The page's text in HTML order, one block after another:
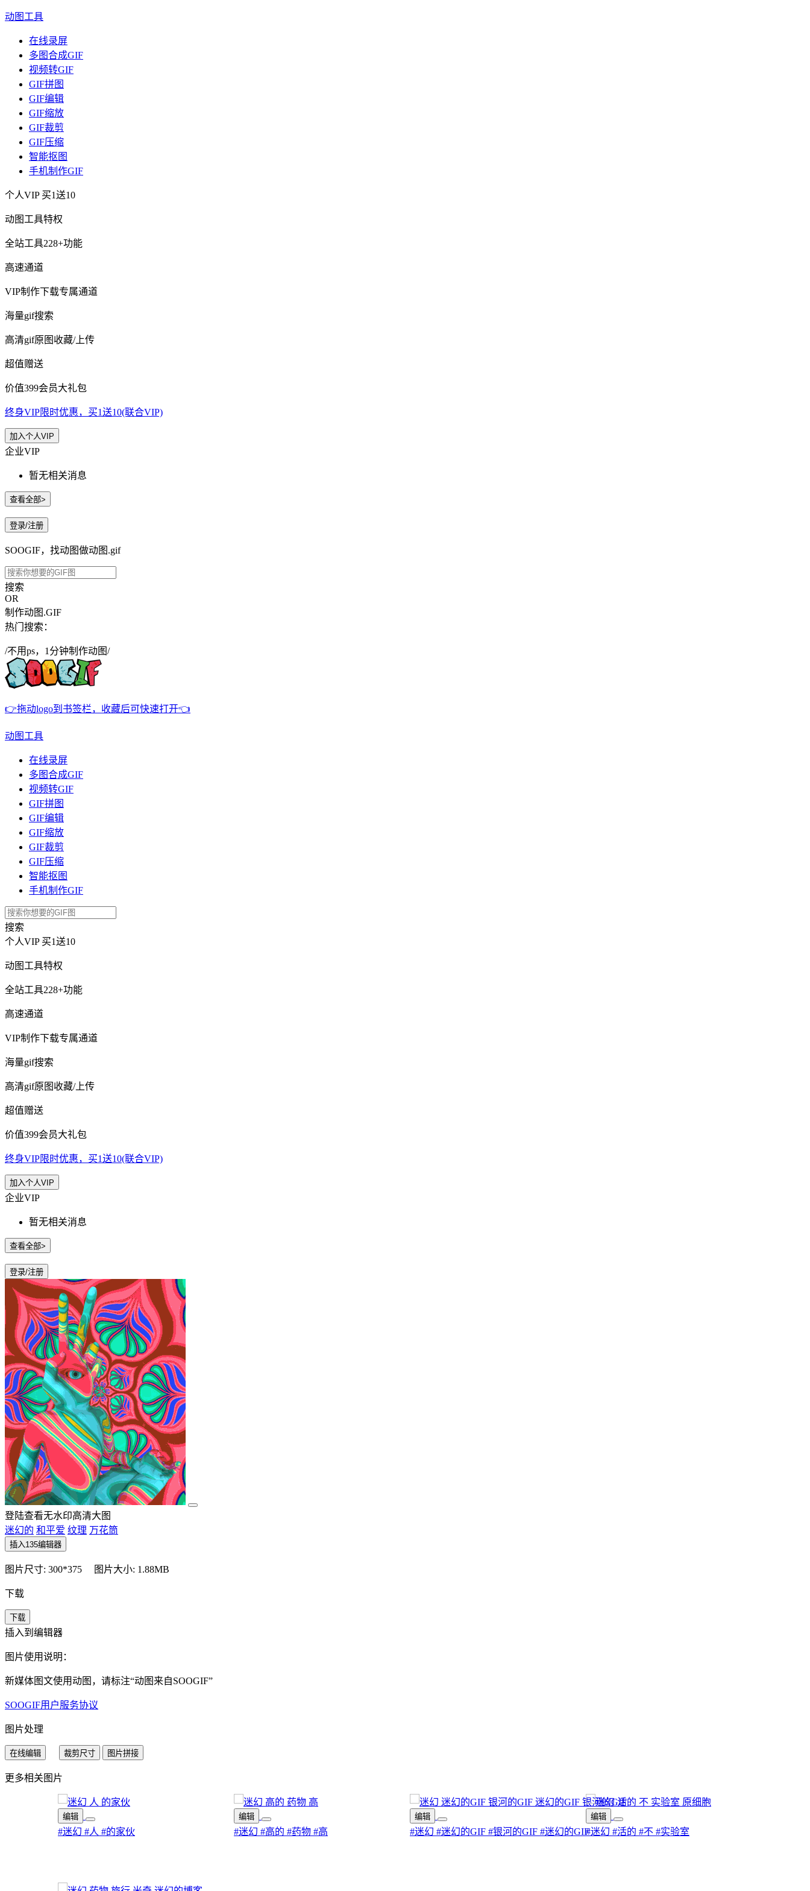
动图工具
在线录屏
多图合成GIF
视频转GIF
GIF拼图
GIF编辑
GIF缩放
GIF裁剪
GIF压缩
智能抠图
手机制作GIF
个人VIP 买1送10
动图工具特权
全站工具228+功能
高速通道
VIP制作下载专属通道
海量gif搜索
高清gif原图收藏/上传
超值赠送
价值399会员大礼包
终身VIP限时优惠，买1送10(联合VIP)
加入个人VIP
企业VIP
暂无相关消息
查看全部>
登录/注册
SOOGIF，找动图做动图.gif
搜索
OR
制作动图.GIF
热门搜索：
/不用ps，1分钟制作动图/
👉拖动logo到书签栏，收藏后可快速打开👈
动图工具
在线录屏
多图合成GIF
视频转GIF
GIF拼图
GIF编辑
GIF缩放
GIF裁剪
GIF压缩
智能抠图
手机制作GIF
搜索
个人VIP 买1送10
动图工具特权
全站工具228+功能
高速通道
VIP制作下载专属通道
海量gif搜索
高清gif原图收藏/上传
超值赠送
价值399会员大礼包
终身VIP限时优惠，买1送10(联合VIP)
加入个人VIP
企业VIP
暂无相关消息
查看全部>
登录/注册
登陆查看无水印高清大图
迷幻的 和平爱 纹理 万花筒
插入135编辑器
图片尺寸: 300*375 图片大小: 1.88MB
下载
下载
插入到编辑器
图片使用说明：
新媒体图文使用动图，请标注“动图来自SOOGIF”
SOOGIF用户服务协议
图片处理
在线编辑 裁剪尺寸 图片拼接
更多相关图片
编辑
#迷幻 #人 #的家伙
编辑
#迷幻 #高的 #药物 #高
编辑
#迷幻 #迷幻的GIF #银河的GIF #迷幻的GIF
编辑
#迷幻 #活的 #不 #实验室